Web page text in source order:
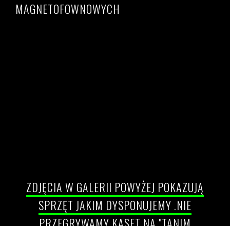
MAGNETOFOWNOWYCH
ZDJĘCIA W GALERII POWYŻEJ POKAZUJĄ
SPRZĘT JAKIM DYSPONUJEMY .NIE